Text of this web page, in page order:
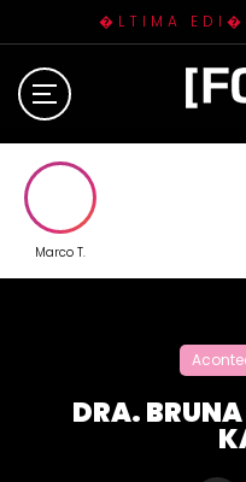
�LTIMA
Marco T.
DRA.